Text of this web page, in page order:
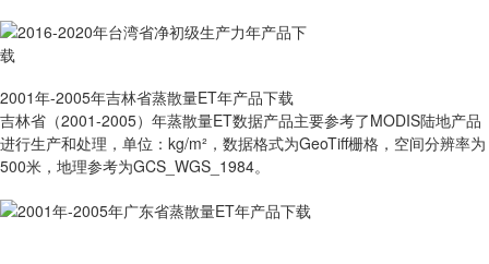
2001年-2005年吉林省蒸散量ET年产品下载
吉林省（2001-2005）年蒸散量ET数据产品主要参考了MODIS陆地产品
进行生产和处理，单位：kg/m²，数据格式为GeoTiff栅格，空间分辨率为
500米，地理参考为GCS_WGS_1984。